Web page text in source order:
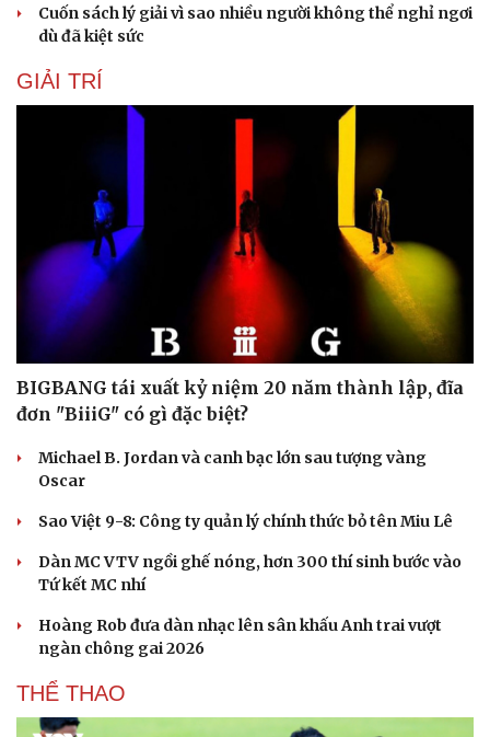
check-in
Podcast
Câu chuyện thời sự
Đọc truyện đêm khuya
Cửa sổ tình yêu
Kể chuyện cho bé
Hạt giống tâm hồn
Cuốn sách lý giải vì sao nhiều người không thể nghỉ ngơi
dù đã kiệt sức
GIẢI TRÍ
BIGBANG tái xuất kỷ niệm 20 năm thành lập, đĩa
đơn "BiiiG" có gì đặc biệt?
Michael B. Jordan và canh bạc lớn sau tượng vàng
Oscar
Sao Việt 9-8: Công ty quản lý chính thức bỏ tên Miu Lê
Dàn MC VTV ngồi ghế nóng, hơn 300 thí sinh bước vào
Tứ kết MC nhí
Hoàng Rob đưa dàn nhạc lên sân khấu Anh trai vượt
ngàn chông gai 2026
THỂ THAO